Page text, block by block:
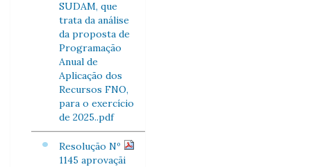
SUDAM, que
trata da análise
da proposta de
Programação
Anual de
Aplicação dos
Recursos FNO,
para o exercício
de 2025..pdf
Resolução Nº
1145 aprovaçãi